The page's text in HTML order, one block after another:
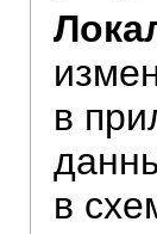
в
в